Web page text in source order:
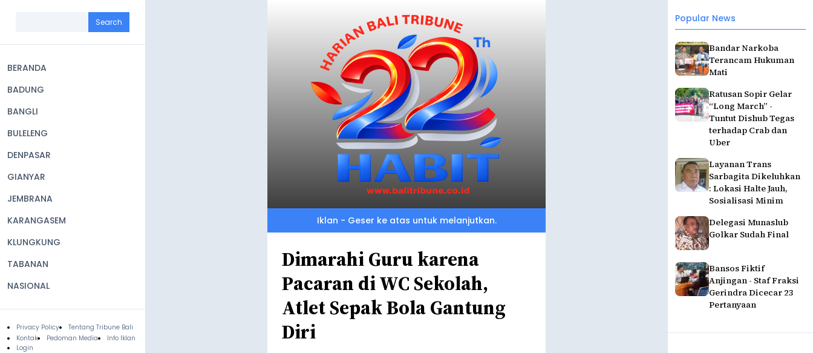
navigation
BERANDA
BADUNG
BANGLI
BULELENG
DENPASAR
GIANYAR
JEMBRANA
KARANGASEM
KLUNGKUNG
TABANAN
NASIONAL
Footer
Privacy Policy
Tentang Tribune Bali
Kontak
Pedoman Media
Info Iklan
Login
Popular News
Bandar Narkoba
Terancam Hukuman
Mati
Ratusan Sopir Gelar
“Long March” -
Tuntut Dishub Tegas
terhadap Crab dan
Uber
Layanan Trans
Sarbagita Dikeluhkan
: Lokasi Halte Jauh,
Sosialisasi Minim
Delegasi Munaslub
Golkar Sudah Final
Bansos Fiktif
Anjingan - Staf Fraksi
Gerindra Dicecar 23
Pertanyaan
Iklan - Geser ke atas untuk melanjutkan.
Dimarahi Guru karena
Pacaran di WC Sekolah,
Atlet Sepak Bola Gantung
Diri